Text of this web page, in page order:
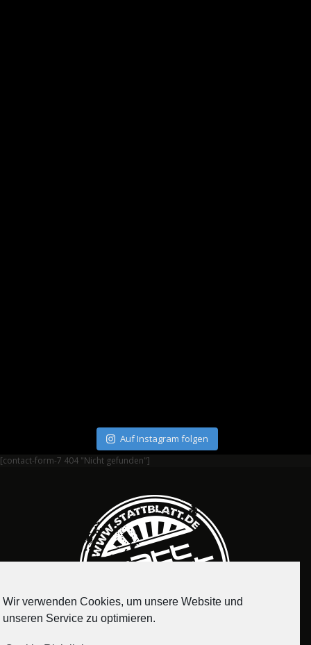
Auf Instagram folgen
[contact-form-7 404 "Nicht gefunden"]
Wir verwenden Cookies, um unsere Website und
unseren Service zu optimieren.